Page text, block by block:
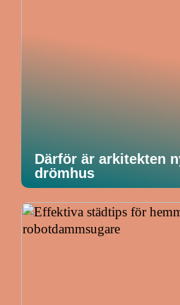
Därför är arkitekten
drömhus